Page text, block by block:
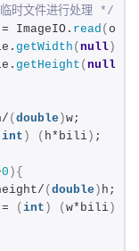
时文件进行处理 */
ImageIO.
read (
getWidth (null)
getHeight (null
(double )w;
int ) ( h*bili) ;
0 ){
(double ) h;
=
(int ) (w*bili)